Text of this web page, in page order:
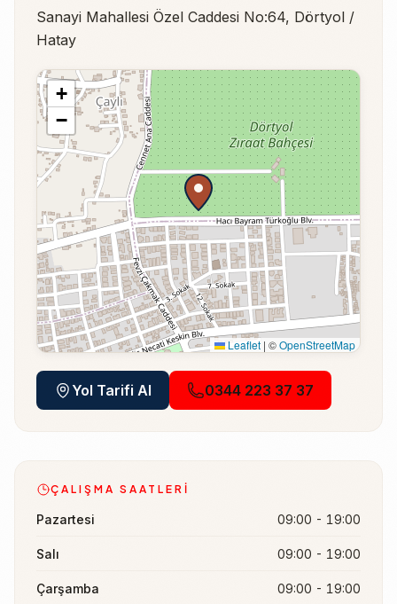
Sanayi Mahallesi Özel Caddesi No:64, Dörtyol /
Hatay
+
−
Leaflet | ©OpenStreetMap
Yol Tarifi Al 0344 223 37 37
ÇALIŞMA SAATLERI
Pazartesi 09:00 - 19:00
Salı 09:00 - 19:00
Çarşamba 09:00 - 19:00